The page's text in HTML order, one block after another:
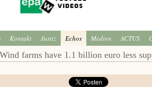
Kontakt Justiz Echos Medien ACTUS
Wind farms have 1.1 billion euro less